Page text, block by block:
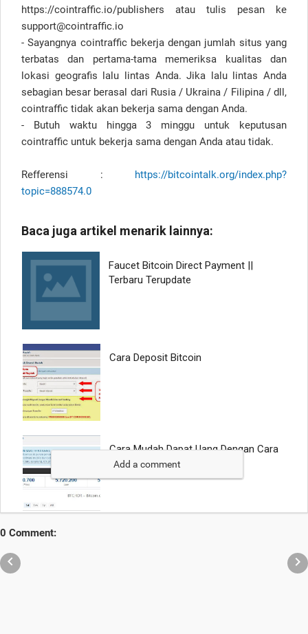
https://cointraffic.io/publishers atau tulis pesan ke
support@cointraffic.io
- Sayangnya cointraffic bekerja dengan jumlah situs yang
terbatas dan pertama-tama memeriksa kualitas dan
lokasi geografis lalu lintas Anda. Jika lalu lintas Anda
sebagian besar berasal dari Rusia / Ukraina / Filipina / dll,
cointraffic tidak akan bekerja sama dengan Anda.
- Butuh waktu hingga 3 minggu untuk keputusan
cointraffic untuk bekerja sama dengan Anda atau tidak.
Refferensi : https://bitcointalk.org/index.php?
topic=888574.0
Add a comment
0 Comment:
 